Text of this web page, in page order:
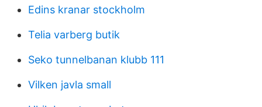
Edins kranar stockholm
Telia varberg butik
Seko tunnelbanan klubb 111
Vilken javla small